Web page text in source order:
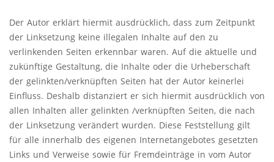
Der Autor erklärt hiermit ausdrücklich, dass zum Zeitpunkt
der Linksetzung keine illegalen Inhalte auf den zu
verlinkenden Seiten erkennbar waren. Auf die aktuelle und
zukünftige Gestaltung, die Inhalte oder die Urheberschaft
der gelinkten/verknüpften Seiten hat der Autor keinerlei
Einfluss. Deshalb distanziert er sich hiermit ausdrücklich von
allen Inhalten aller gelinkten /verknüpften Seiten, die nach
der Linksetzung verändert wurden. Diese Feststellung gilt
für alle innerhalb des eigenen Internetangebotes gesetzten
Links und Verweise sowie für Fremdeinträge in vom Autor